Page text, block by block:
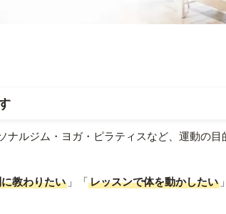
ナルジム・ヨガ・ピラティスなど、運動の
教わりたい 」「レッスンで体を動かしたい